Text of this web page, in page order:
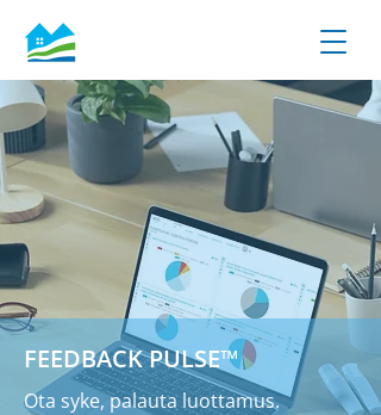
FEEDBACK PULSE™
Ota syke, palauta luottamus.